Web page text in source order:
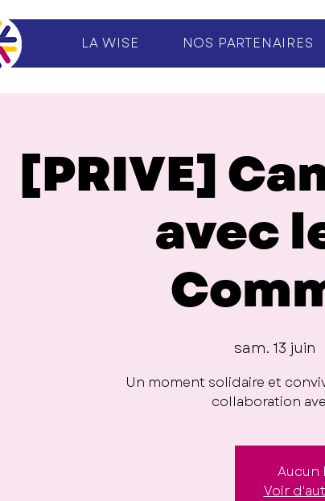
LA WISE NOS PARTENAIRES
[PRIVE]
avec
sam. 13 juin
Un moment solidaire et
collaboration
Aucun
Voir